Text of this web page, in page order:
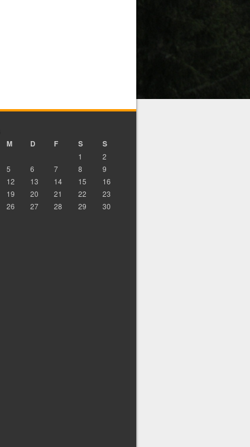
M D F S S
1
2
5 6 7 8
9
12 13 14 15
16
19 20 21 22
23
26 27 28 29
30